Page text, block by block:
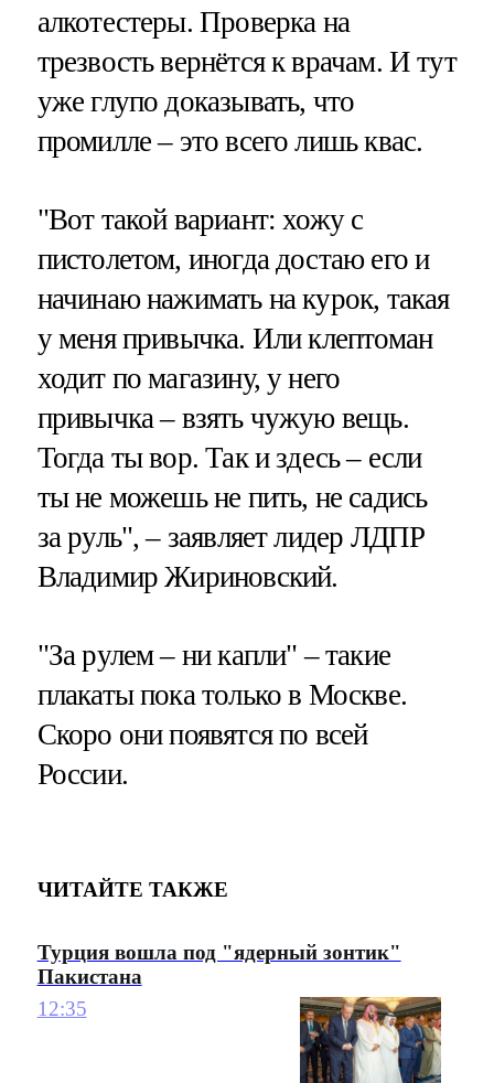
алкотестеры. Проверка на
трезвость вернётся к врачам. И тут
уже глупо доказывать, что
промилле – это всего лишь квас.
"Вот такой вариант: хожу с
пистолетом, иногда достаю его и
начинаю нажимать на курок, такая
у меня привычка. Или клептоман
ходит по магазину, у него
привычка – взять чужую вещь.
Тогда ты вор. Так и здесь – если
ты не можешь не пить, не садись
за руль", – заявляет лидер ЛДПР
Владимир Жириновский.
"За рулем – ни капли" – такие
плакаты пока только в Москве.
Скоро они появятся по всей
России.
ЧИТАЙТЕ ТАКЖЕ
Турция вошла под "ядерный зонтик"
Пакистана
12:35